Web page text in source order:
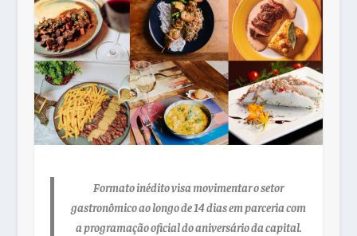
Formato inédito visa movimentar o setor
gastronômico ao longo de 14 dias em parceria com
a programação oficial do aniversário da capital.